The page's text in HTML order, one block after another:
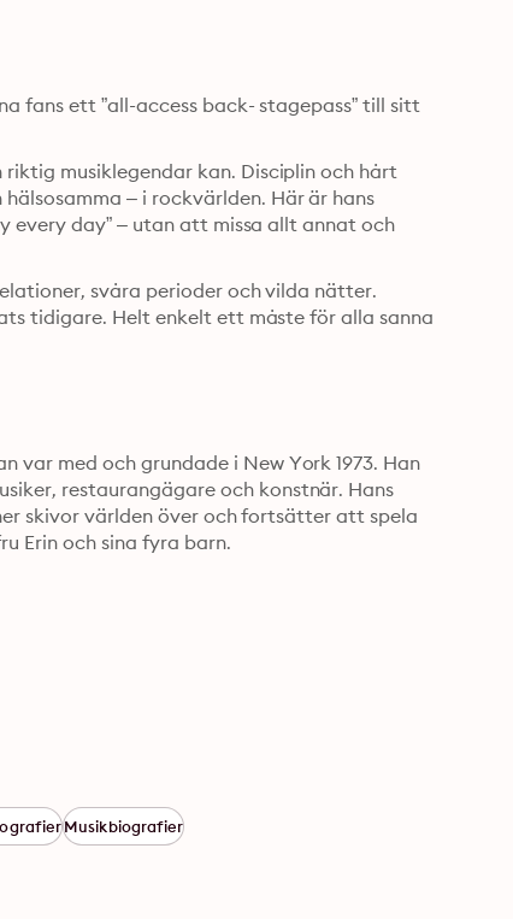
fans ett ”all-access back- stagepass” till sitt
musiklegendar kan. Disciplin och hårt
– i rockvärlden. Här är hans
every day” – utan att missa allt annat och
svåra perioder och vilda nätter.
tidigare. Helt enkelt ett måste för alla sanna
var med och grundade i New York 1973. Han
restaurangägare och konstnär. Hans
skivor världen över och fortsätter att spela
Erin och sina fyra barn.
Musikbiografier